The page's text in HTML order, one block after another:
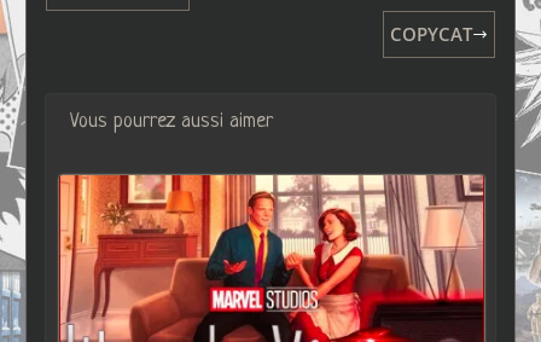
COPYCAT
Vous pourrez aussi aimer